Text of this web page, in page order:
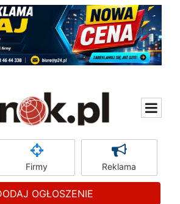
Firmy Reklama
OGŁOSZENIE